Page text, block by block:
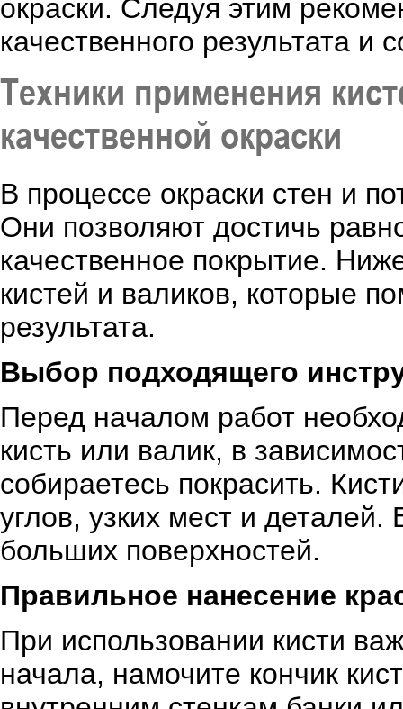
окраски. Следуя этим
качественного результата и
Техники применения
качественной окраски
В процессе окраски стен и
Они позволяют достичь
качественное покрытие.
кистей и валиков, которые
результата.
Выбор подходящего
Перед началом работ
кисть или валик, в
собираетесь покрасить.
углов, узких мест и
больших поверхностей.
Правильное нанесение
При использовании кисти
начала, намочите кончик